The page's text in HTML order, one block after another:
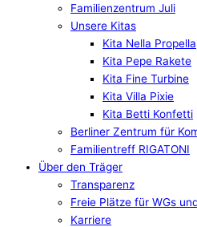
Familienzentrum Juli
Unsere Kitas
Kita Nella Propella
Kita Pepe Rakete
Kita Fine Turbine
Kita Villa Pixie
Kita Betti Konfetti
Berliner Zentrum für
Familientreff RIGATONI
Über den Träger
Transparenz
Freie Plätze für WGs
Karriere